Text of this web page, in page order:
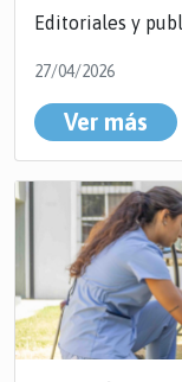
Editoriales y
27/04/2026
Ver más